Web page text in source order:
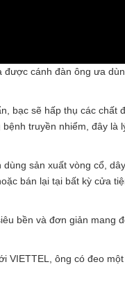
cánh đàn ông ưa
bạc sẽ hấp thụ các chất
truyền nhiểm, đây là
sản xuất vòng cổ,
bán lại tại bất kỳ cửa
bền và đơn giản mang
VIETTEL, ông có đeo